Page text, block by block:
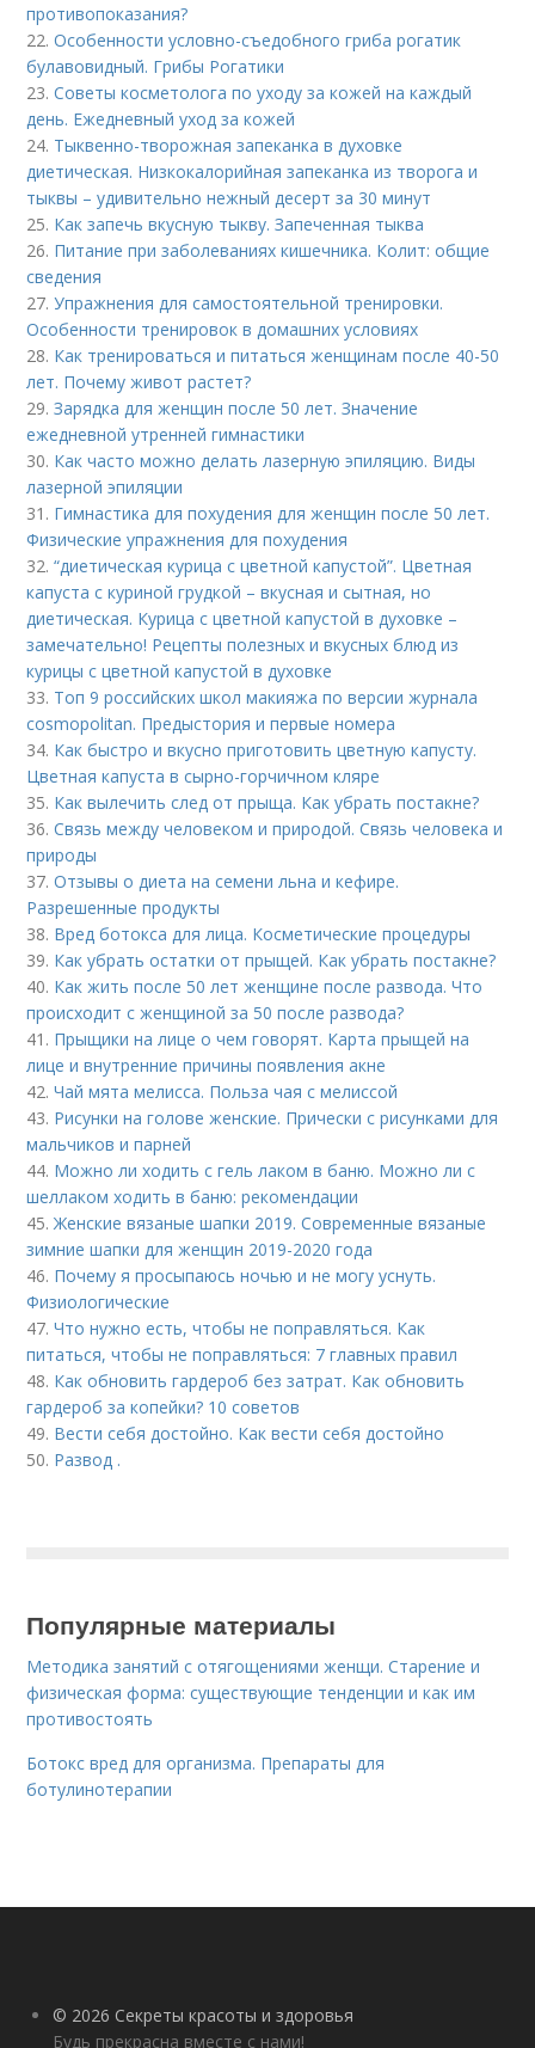
противопоказания?
22.Особенности условно-съедобного гриба рогатик
булавовидный. Грибы Рогатики
23.Советы косметолога по уходу за кожей на каждый
день. Ежедневный уход за кожей
24. Тыквенно-творожная запеканка в духовке
диетическая. Низкокалорийная запеканка из творога и
тыквы – удивительно нежный десерт за 30 минут
25. Как запечь вкусную тыкву. Запеченная тыква
26. Питание при заболеваниях кишечника. Колит: общие
сведения
27.Упражнения для самостоятельной тренировки.
Особенности тренировок в домашних условиях
28. Как тренироваться и питаться женщинам после 40-50
лет. Почему живот растет?
29.Зарядка для женщин после 50 лет. Значение
ежедневной утренней гимнастики
30. Как часто можно делать лазерную эпиляцию. Виды
лазерной эпиляции
31. Гимнастика для похудения для женщин после 50 лет.
Физические упражнения для похудения
32.“диетическая курица с цветной капустой”. Цветная
капуста с куриной грудкой – вкусная и сытная, но
диетическая. Курица с цветной капустой в духовке –
замечательно! Рецепты полезных и вкусных блюд из
курицы с цветной капустой в духовке
33. Топ 9 российских школ макияжа по версии журнала
cosmopolitan. Предыстория и первые номера
34. Как быстро и вкусно приготовить цветную капусту.
Цветная капуста в сырно-горчичном кляре
35. Как вылечить след от прыща. Как убрать постакне?
36.Связь между человеком и природой. Связь человека и
природы
37.Отзывы о диета на семени льна и кефире.
Разрешенные продукты
38. Вред ботокса для лица. Косметические процедуры
39. Как убрать остатки от прыщей. Как убрать постакне?
40. Как жить после 50 лет женщине после развода. Что
происходит с женщиной за 50 после развода?
41. Прыщики на лице о чем говорят. Карта прыщей на
лице и внутренние причины появления акне
42.Чай мята мелисса. Польза чая с мелиссой
43. Рисунки на голове женские. Прически с рисунками для
мальчиков и парней
44. Можно ли ходить с гель лаком в баню. Можно ли с
шеллаком ходить в баню: рекомендации
45.Женские вязаные шапки 2019. Современные вязаные
зимние шапки для женщин 2019-2020 года
46. Почему я просыпаюсь ночью и не могу уснуть.
Физиологические
47.Что нужно есть, чтобы не поправляться. Как
питаться, чтобы не поправляться: 7 главных правил
48. Как обновить гардероб без затрат. Как обновить
гардероб за копейки? 10 советов
49. Вести себя достойно. Как вести себя достойно
50. Развод .
Популярные материалы
Методика занятий с отягощениями женщи. Старение и
физическая форма: существующие тенденции и как им
противостоять
Ботокс вред для организма. Препараты для
ботулинотерапии
© 2026 Секреты красоты и здоровья
Будь прекрасна вместе с нами!